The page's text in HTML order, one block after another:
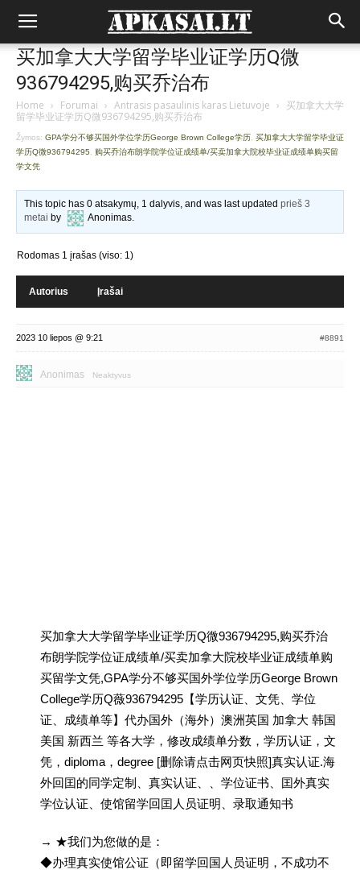
买加拿大大学留学毕业证学历Q微
936794295,购买乔治布
Home › Forumai › Antrasis pasaulinis karas Lietuvoje › 买加拿大大学
留学毕业证学历Q微936794295,购买乔治布
Žymos: GPA学分不够买国外学位学历George Brown College学历 买加拿大大学留学毕业证
学历Q微936794295
购买乔治布朗学院学位证成绩单/买卖加拿大院校毕业证成绩单购买留
学文凭
This topic has 0 atsakymų, 1 dalyvis, and was last updatedprieš 3
metai by Anonimas.
Rodomas 1 įrašas (viso: 1)
Autorius Įrašai
2023 10 liepos @ 9:21 #8891
Anonimas Neaktyvus
买加拿大大学留学毕业证学历Q微936794295,购买乔治
布朗学院学位证成绩单/买卖加拿大院校毕业证成绩单购
买留学文凭,GPA学分不够买国外学位学历George Brown
College学历Q薇936794295【学历认证、文凭、学位
证、成绩单等】代办国外（海外）澳洲英国 加拿大 韩国
美国 新西兰 等各大学，修改成绩单分数，学历认证，文
凭，diploma，degree [删除请点击网页快照]真实认证.海
外回囯的同学定制、真实认证、、学位证书、囯外真实
学位认证、使馆留学回囯人员证明、录取通知书
→ ★我们为您做的是：
◆办理真实使馆公证（即留学回国人员证明，不成功不